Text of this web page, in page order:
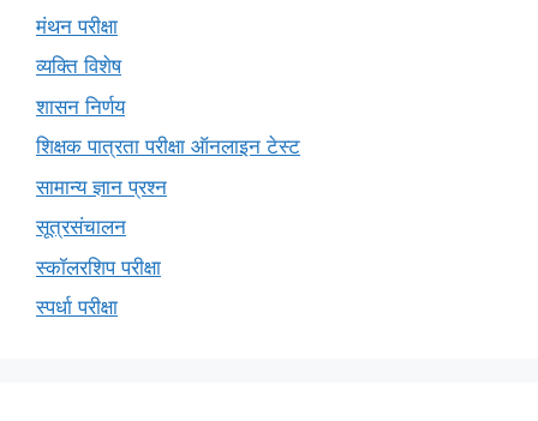
मंथन परीक्षा
व्यक्ति विशेष
शासन निर्णय
शिक्षक पात्रता परीक्षा ऑनलाइन टेस्ट
सामान्य ज्ञान प्रश्न
सूत्रसंचालन
स्कॉलरशिप परीक्षा
स्पर्धा परीक्षा